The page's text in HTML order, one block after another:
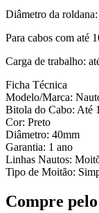
Diâmetro da
Para cabos com até
Carga de trabalho:
Ficha Técnica
Modelo/Marca:
Bitola do Cabo: Até
Cor: Preto
Diâmetro: 40mm
Garantia: 1 ano
Linhas Nautos:
Tipo de Moitão:
Compre